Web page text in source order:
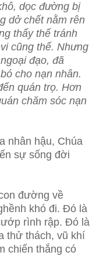
dọc đường bị
dở chết nằm rên
thấy thế tránh
cũng thế. Nhưng
đạo, đã
cho nạn nhân.
quán trọ. Hơn
chăm sóc nạn
nhân hậu, Chúa
sự sống đời
đường về
khó đi. Đó là
rình rập. Đó là
thử thách, vũ khí
chiến thắng có